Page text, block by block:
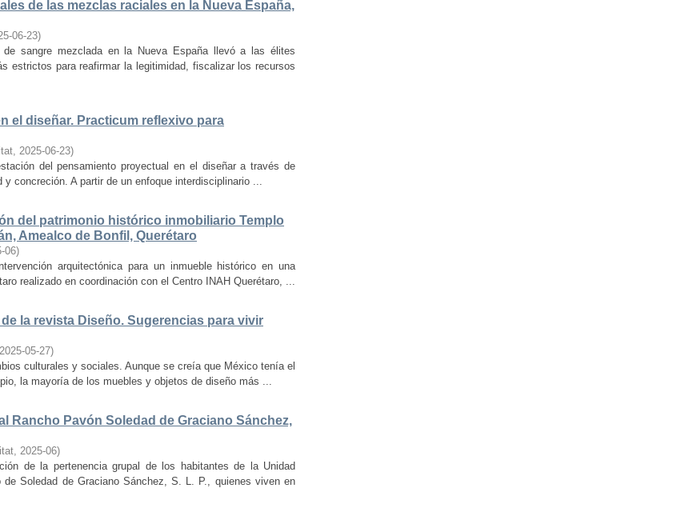
de las mezclas raciales en la Nueva España,
06-23)
sangre mezclada en la Nueva España llevó a las élites
estrictos para reafirmar la legitimidad, fiscalizar los recursos
el diseñar. Practicum reflexivo para
, 2025-06-23)
del pensamiento proyectual en el diseñar a través de
concreción. A partir de un enfoque interdisciplinario ...
del patrimonio histórico inmobiliario Templo
Amealco de Bonfil, Querétaro
06)
arquitectónica para un inmueble histórico en una
realizado en coordinación con el Centro INAH Querétaro, ...
la revista Diseño. Sugerencias para vivir
2025-05-27)
culturales y sociales. Aunque se creía que México tenía el
la mayoría de los muebles y objetos de diseño más ...
Rancho Pavón Soledad de Graciano Sánchez,
, 2025-06)
de la pertenencia grupal de los habitantes de la Unidad
Soledad de Graciano Sánchez, S. L. P., quienes viven en